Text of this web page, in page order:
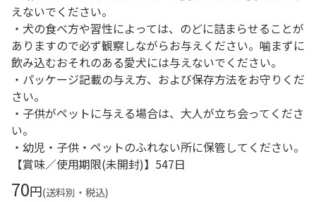
えないでください。
・犬の食べ方や習性によっては、のどに詰まらせることが
ありますので必ず観察しながらお与えください。噛まずに
飲み込むおそれのある愛犬には与えないでください。
・パッケージ記載の与え方、および保存方法をお守りくだ
さい。
・子供がペットに与える場合は、大人が立ち会ってくださ
い。
・幼児・子供・ペットのふれない所に保管してください。
【賞味／使用期限(未開封)】547日
70円(送料別・税込)